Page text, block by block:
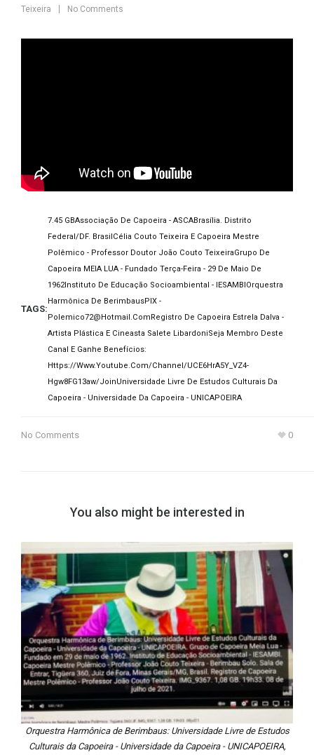
Teixeira
No Comments
TAGS:
7.45 GBAssociação De Capoeira - ASCABrasília. Distrito
Federal/DF. Brasil Célia Couto Teixeira E Capoeira Mestre
Polêmico - Professor Doutor João Couto TeixeiraGrupo De
Capoeira MEIA LUA - Fundado Terça-Feira - 29 De Maio De
1962Instituto De Educação Socioambiental - IESAMBI Orquestra
Harmônica De BerimbausPIX -
Polemico72@hotmail.com Registro De Capoeira Estrela Dalva -
Artista Plástica E Cineasta Salete LibardoniSeja Membro Deste
Canal E Ganhe Benefícios:
Https://www.youtube.com/channel/UCE6HrA5Y_VZ4-
Hgw8FG13aw/joinUniversidade Livre De Estudos Culturais Da
Capoeira - Universidade Da Capoeira - UNICAPOEIRA
No Comments 0
You also might be interested in
Orquestra Harmônica de Berimbaus: Universidade Livre de Estudos
Culturais da Capoeira - Universidade da Capoeira - UNICAPOEIRA,